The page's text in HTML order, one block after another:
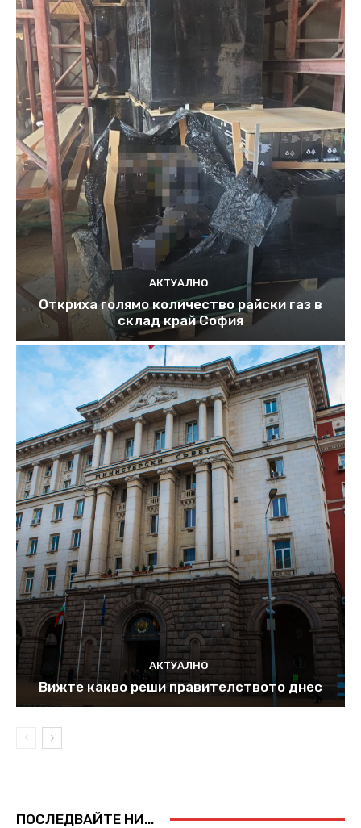
АКТУАЛНО
Откриха голямо количество райски газ в
склад край София
АКТУАЛНО
Вижте какво реши правителството днес
ПОСЛЕДВАЙТЕ НИ...